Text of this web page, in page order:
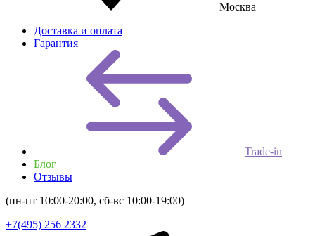
Москва
Доставка и оплата
Гарантия
Trade-in
Блог
Отзывы
(пн-пт 10:00-20:00, сб-вс 10:00-19:00)
+7(495) 256 2332